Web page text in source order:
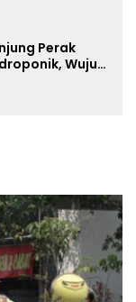
Perak
Wujud